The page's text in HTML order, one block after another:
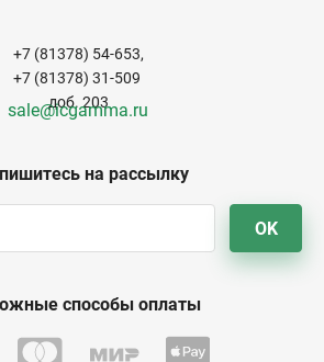
на рассылку
OK
+7 (81378) 54-653,
+7 (81378) 31-509
доб. 203
sale@icgamma.ru
способы оплаты